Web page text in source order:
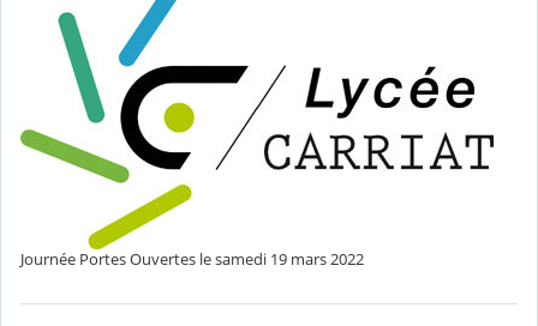
Journée Portes Ouvertes le samedi 19 mars 2022